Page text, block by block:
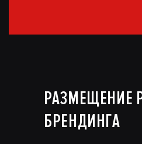
РАЗМЕЩЕНИЕ
БРЕНДИНГА